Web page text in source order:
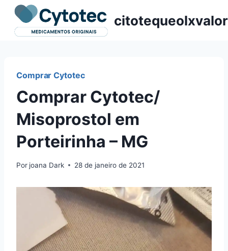
Pular
para
citotequeolxvalor
Comprar Cytotec
Comprar Cytotec/
Misoprostol em
Porteirinha – MG
Por joana Dark 28 de janeiro de 2021